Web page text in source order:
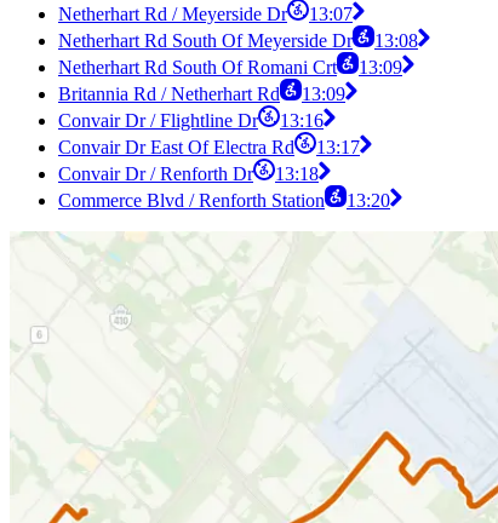
Netherhart Rd / Meyerside Dr
13:07
Netherhart Rd South Of Meyerside Dr
13:08
Netherhart Rd South Of Romani Crt
13:09
Britannia Rd / Netherhart Rd
13:09
Convair Dr / Flightline Dr
13:16
Convair Dr East Of Electra Rd
13:17
Convair Dr / Renforth Dr
13:18
Commerce Blvd / Renforth Station
13:20